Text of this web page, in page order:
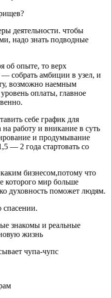
деятельности. чтобы
надо знать подводные
об опыте, то верх
— собрать амбиции в узел, и
возможно наемным
оплаты, главное
себе график для
работу и вникание в суть
и продумывание
— 2 года стартовать со
бизнесом,потому что
которого мир больше
духовность поможет людям.
спасении.
знакомы и реальные
жизнь
чупа-чупс